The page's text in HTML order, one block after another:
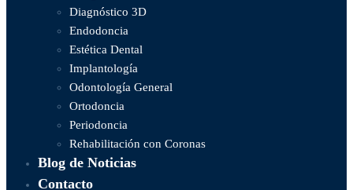
Diagnóstico 3D
Endodoncia
Estética Dental
Implantología
Odontología General
Ortodoncia
Periodoncia
Rehabilitación con Coronas
Blog de Noticias
Contacto